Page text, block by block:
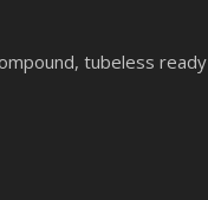
tubeless ready